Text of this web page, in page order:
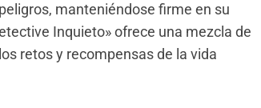
manteniéndose firme en su
Inquieto» ofrece una mezcla de
retos y recompensas de la vida